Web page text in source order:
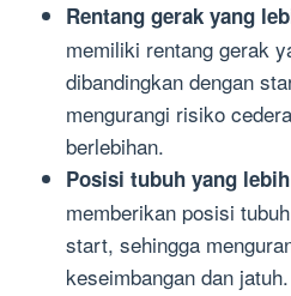
Rentang gerak yang
memiliki rentang gerak
dibandingkan dengan
mengurangi risiko
berlebihan.
Posisi tubuh yang
memberikan posisi
start, sehingga
keseimbangan dan jatuh.